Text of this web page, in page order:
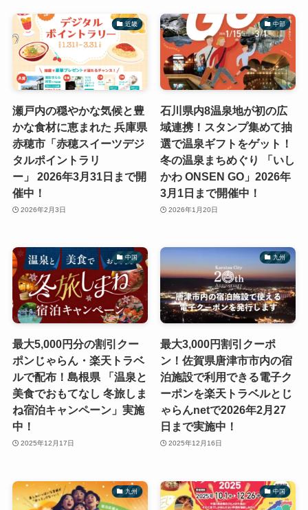
近畿
瀬戸内の穏やかな気候と豊
かな食材に恵まれた 兵庫県
赤穂市「赤穂スイーツデジ
タルポイントラリ
ー」 2026年3月31日まで開
催中！
2026年2月3日
中部
石川県内8温泉地が初の広
域連携！スタンプ集めて抽
選で温泉ギフトをゲット！
冬の温泉まちめぐり 「いし
かわ ONSEN GO」2026年
3月1日まで開催中！
2026年1月20日
中国
最大5,000円分の割引クー
ポンじゃらん・楽天トラベ
ルで配布！島根県 「温泉と
美食でおもてなし 冬旅しま
ね宿泊キャンペーン」実施
中！
2025年12月17日
九州
最大3,000円割引クーポ
ン！佐賀県唐津市市内の宿
泊施設で利用できる電子ク
ーポンを楽天トラベルとじ
ゃらんnetで2026年2月27
日まで実施中！
2025年12月16日
九州 中国